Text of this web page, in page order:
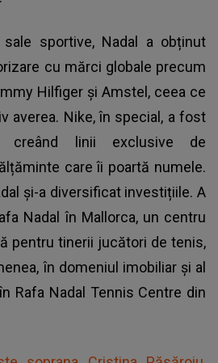
sportive, Nadal a obținut
cu mărci globale precum
Hilfiger și Amstel, ceea ce
averea. Nike, în special, a fost
creând linii exclusive de
care îi poartă numele.
și-a diversificat investițiile. A
Nadal în Mallorca, un centru
pentru tinerii jucători de tenis,
în domeniul imobiliar și al
Rafa Nadal Tennis Centre din